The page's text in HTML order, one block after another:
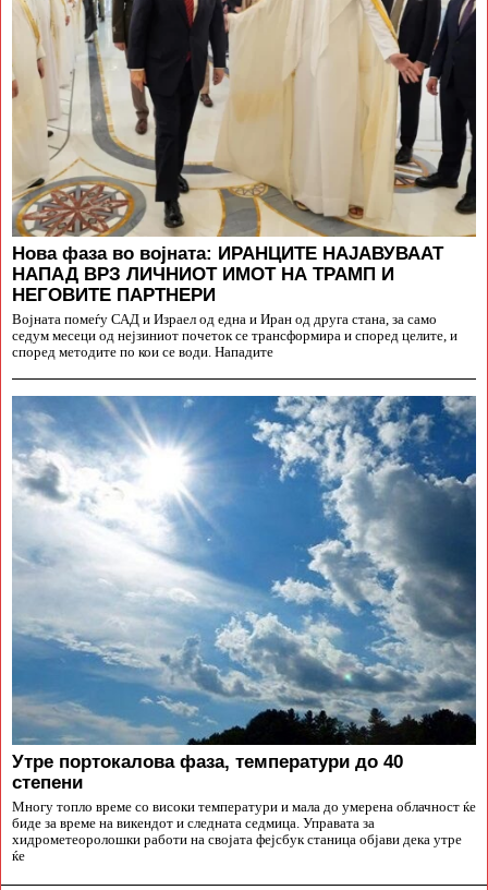
Нова фаза во војната: ИРАНЦИТЕ НАЈАВУВААТ
НАПАД ВРЗ ЛИЧНИОТ ИМОТ НА ТРАМП И
НЕГОВИТЕ ПАРТНЕРИ
Војната помеѓу САД и Израел од една и Иран од друга стана, за само
седум месеци од нејзиниот почеток се трансформира и според целите, и
според методите по кои се води. Нападите
Утре портокалова фаза, температури до 40
степени
Многу топло време со високи температури и мала до умерена облачност ќе
биде за време на викендот и следната седмица. Управата за
хидрометеоролошки работи на својата фејсбук станица објави дека утре
ќе